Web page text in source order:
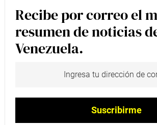
Recibe por correo el
resumen de noticias
Venezuela.